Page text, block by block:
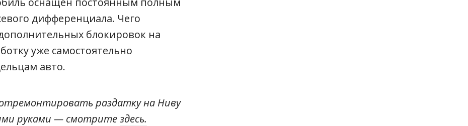
дифференциала. Чего
блокировок на
уже самостоятельно
авто.
раздатку на Ниву
руками — смотритездесь.